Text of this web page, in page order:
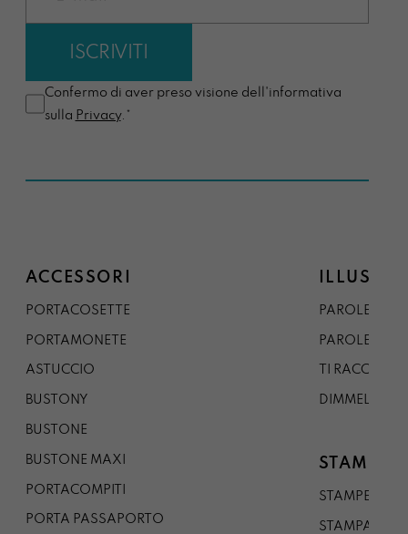
Confermo di aver preso visione dell'informativa
sulla Privacy.*
ACCESSORI
PORTACOSETTE
PORTAMONETE
ASTUCCIO
BUSTONY
BUSTONE
BUSTONE MAXI
PORTACOMPITI
PORTA PASSAPORTO
PAROLE DAL
PAROLE DA
TI
DIMMELO
STAMPE
STAMPE A5
STAMPA A3